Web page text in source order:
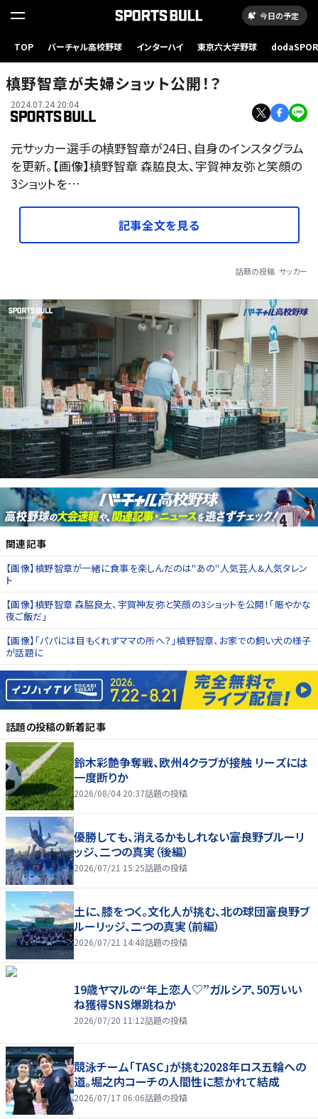
今日の予定
TOP バーチャル高校野球 インターハイ 東京六大学野球
槙野智章が夫婦ショット公開！？
2024.07.24 20:04
元サッカー選手の槙野智章が24日、自身のインスタグラム
を更新。【画像】槙野智章 森脇良太、宇賀神友弥と笑顔の
3ショットを…
記事全文を見る
話題の投稿 サッカー
関連記事
【画像】槙野智章が一緒に食事を楽しんだのは"あの"人気芸人&人気タレン
ト
【画像】槙野智章 森脇良太、宇賀神友弥と笑顔の3ショットを公開！「賑やかな
夜ご飯だ」
【画像】「パパには目もくれずママの所へ？」槙野智章、お家での飼い犬の様子
が話題に
話題の投稿の新着記事
鈴木彩艶争奪戦、欧州4クラブが接触 リーズには
一度断りか
2026/08/04 20:37話題の投稿
優勝しても、消えるかもしれない――富良野ブルーリ
ッジ、二つの真実（後編）
2026/07/21 15:25話題の投稿
土に、膝をつく。文化人が挑む、北の球団――富良野ブ
ルーリッジ、二つの真実（前編）
2026/07/21 14:48話題の投稿
19歳ヤマルの“年上恋人♡”ガルシア、50万いい
ね獲得SNS爆跳ねか
2026/07/20 11:12話題の投稿
競泳チーム「TASC」が挑む2028年ロス五輪への
道。堀之内コーチの人間性に惹かれて結成
2026/07/17 06:06話題の投稿